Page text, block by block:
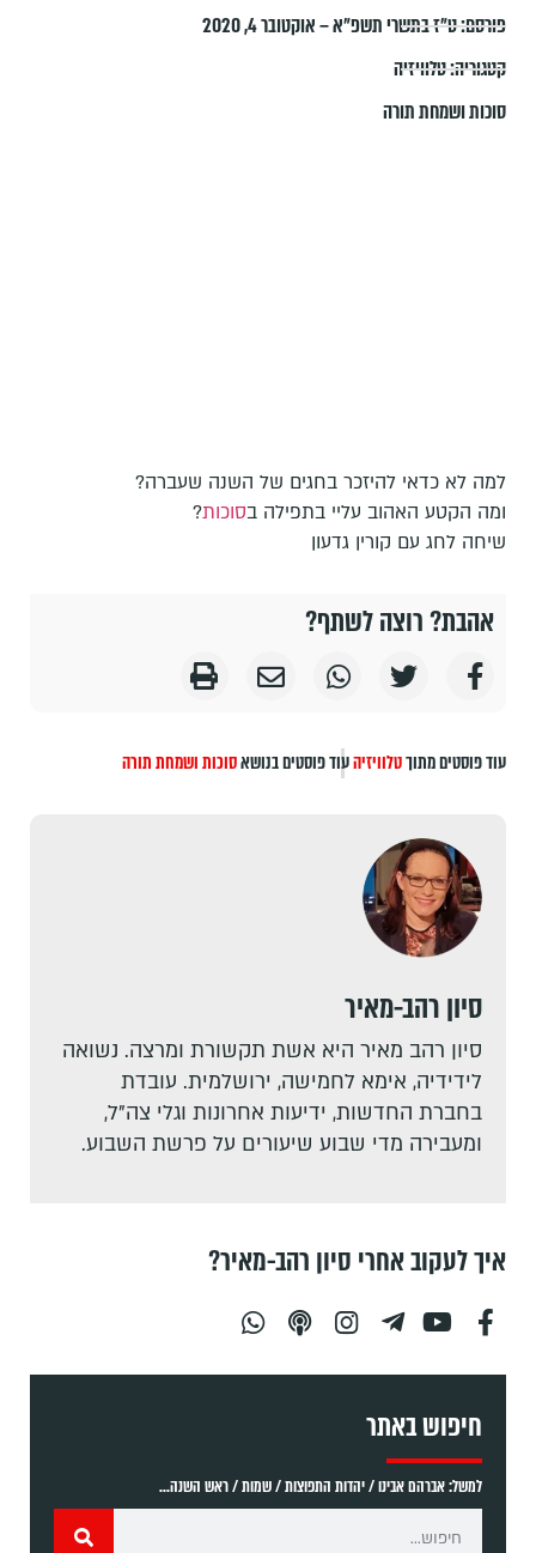
פורסם:ט״ז בתשרי תשפ״א – אוקטובר 4, 2020
קטגוריה:טלוויזיה
סוכות ושמחת תורה
למה לא כדאי להיזכר בחגים של השנה שעברה?
ומה הקטע האהוב עליי בתפילה בסוכות?
שיחה לחג עם קורין גדעון
אהבת? רוצה לשתף?
עוד פוסטים מתוךטלוויזיהעוד פוסטים בנושאסוכות ושמחת תורה
סיון רהב-מאיר
סיון רהב מאיר היא אשת תקשורת ומרצה. נשואה
לידידיה, אימא לחמישה, ירושלמית. עובדת
בחברת החדשות, ידיעות אחרונות וגלי צה"ל,
ומעבירה מדי שבוע שיעורים על פרשת השבוע.
איך לעקוב אחרי סיון רהב-מאיר?
חיפוש באתר
למשל: אברהם אבינו / יהדות התפוצות / שמות / ראש השנה...